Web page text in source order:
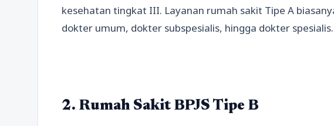
kesehatan tingkat III. Layanan rumah sakit Tipe A
dokter umum, dokter subspesialis, hingga dokter spesialis.
2. Rumah Sakit BPJS Tipe B